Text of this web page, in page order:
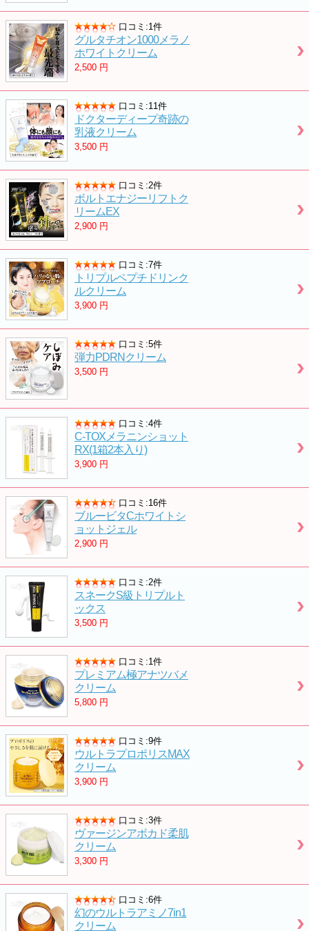
口コミ:1件
グルタチオン1000メラノ
ホワイトクリーム
2,500 円
口コミ:11件
ドクターディープ奇跡の
乳液クリーム
3,500 円
口コミ:2件
ボルトエナジーリフトク
リームEX
2,900 円
口コミ:7件
トリプルペプチドリンク
ルクリーム
3,900 円
口コミ:5件
弾力PDRNクリーム
3,500 円
口コミ:4件
C-TOXメラニンショット
RX(1箱2本入り)
3,900 円
口コミ:16件
ブルービタCホワイトシ
ョットジェル
2,900 円
口コミ:2件
スネークS級トリプルト
ックス
3,500 円
口コミ:1件
プレミアム極アナツバメ
クリーム
5,800 円
口コミ:9件
ウルトラプロポリスMAX
クリーム
3,900 円
口コミ:3件
ヴァージンアボカド柔肌
クリーム
3,300 円
口コミ:6件
幻のウルトラアミノ7in1
クリーム